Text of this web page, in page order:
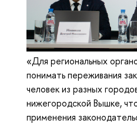
«Для региональных
понимать переживания
человек из разных
нижегородской Вышке,
применения